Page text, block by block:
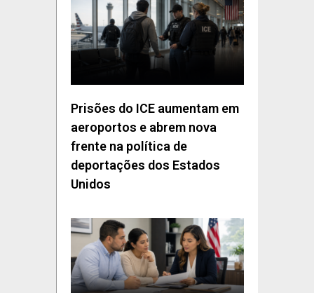
Prisões do ICE aumentam em
aeroportos e abrem nova
frente na política de
deportações dos Estados
Unidos